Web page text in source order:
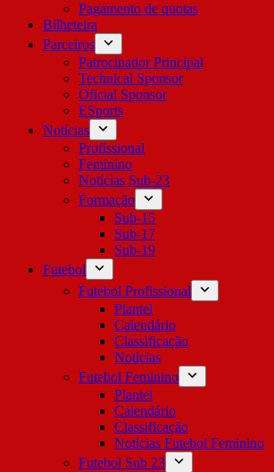
Pagamento de quotas
Bilheteira
Parceiros
Patrocinador Principal
Technical Sponsor
Oficial Sponsor
ESports
Notícias
Profissional
Feminino
Notícias Sub-23
Formação
Sub-15
Sub-17
Sub-19
Futebol
Futebol Profissional
Plantel
Calendário
Classificação
Notícias
Futebol Feminino
Plantel
Calendário
Classificação
Notícias Futebol Feminino
Futebol Sub 23